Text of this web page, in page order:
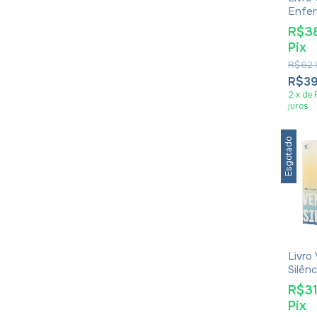
- T.
Pix
2 x de
juros
Esgotado
Livro
Menin
Pix